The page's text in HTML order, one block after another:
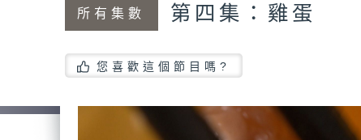
所有集數 第四集：雞蛋
您喜歡這個節目嗎?